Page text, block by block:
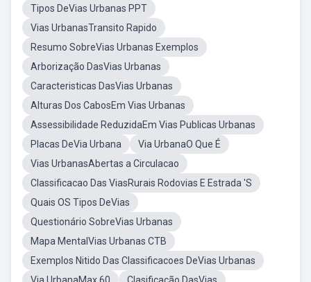
Tipos DeVias Urbanas PPT
Vias UrbanasTransito Rapido
Resumo SobreVias Urbanas Exemplos
Arborização DasVias Urbanas
Caracteristicas DasVias Urbanas
Alturas Dos CabosEm Vias Urbanas
Assessibilidade ReduzidaEm Vias Publicas Urbanas
Placas DeVia Urbana
Via UrbanaO Que É
Vias UrbanasAbertas a Circulacao
Classificacao Das ViasRurais Rodovias E Estrada 'S
Quais OS Tipos DeVias
Questionário SobreVias Urbanas
Mapa MentalVias Urbanas CTB
Exemplos Nitido Das Classificacoes DeVias Urbanas